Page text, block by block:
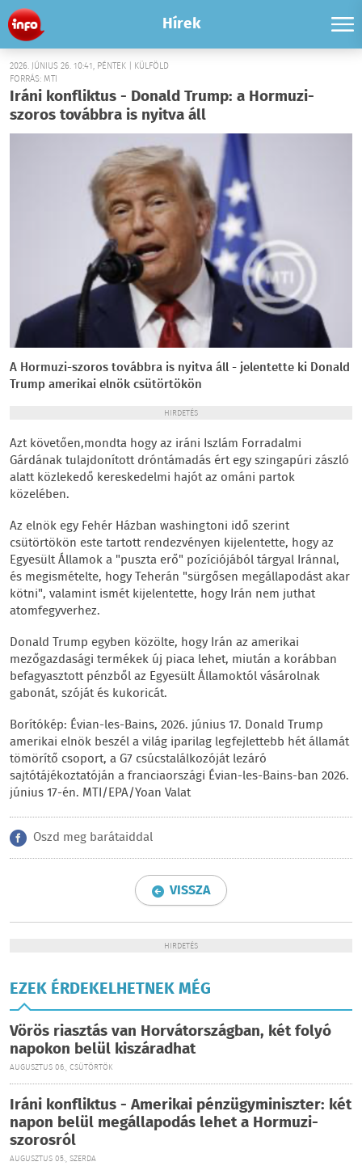
Hírek
2026. JÚNIUS 26. 10:41, PÉNTEK | KÜLFÖLD
FORRÁS: MTI
Iráni konfliktus - Donald Trump: a Hormuzi-
szoros továbbra is nyitva áll
A Hormuzi-szoros továbbra is nyitva áll - jelentette ki Donald
Trump amerikai elnök csütörtökön
HIRDETÉS
Azt követően,mondta hogy az iráni Iszlám Forradalmi
Gárdának tulajdonított dróntámadás ért egy szingapúri zászló
alatt közlekedő kereskedelmi hajót az ománi partok
közelében.
Az elnök egy Fehér Házban washingtoni idő szerint
csütörtökön este tartott rendezvényen kijelentette, hogy az
Egyesült Államok a "puszta erő" pozíciójából tárgyal Iránnal,
és megismételte, hogy Teherán "sürgősen megállapodást akar
kötni", valamint ismét kijelentette, hogy Irán nem juthat
atomfegyverhez.
Donald Trump egyben közölte, hogy Irán az amerikai
mezőgazdasági termékek új piaca lehet, miután a korábban
befagyasztott pénzből az Egyesült Államoktól vásárolnak
gabonát, szóját és kukoricát.
Borítókép: Évian-les-Bains, 2026. június 17. Donald Trump
amerikai elnök beszél a világ iparilag legfejlettebb hét államát
tömörítő csoport, a G7 csúcstalálkozóját lezáró
sajtótájékoztatóján a franciaországi Évian-les-Bains-ban 2026.
június 17-én. MTI/EPA/Yoan Valat
Oszd meg barátaiddal
VISSZA
HIRDETÉS
EZEK ÉRDEKELHETNEK MÉG
Vörös riasztás van Horvátországban, két folyó
napokon belül kiszáradhat
AUGUSZTUS 06., CSÜTÖRTÖK
Iráni konfliktus - Amerikai pénzügyminiszter: két
napon belül megállapodás lehet a Hormuzi-
szorosról
AUGUSZTUS 05., SZERDA